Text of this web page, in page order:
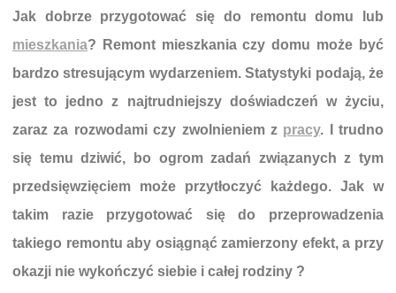
Jak dobrze przygotować się do remontu domu lub
mieszkania? Remont mieszkania czy domu może być
bardzo stresującym wydarzeniem. Statystyki podają, że
jest to jedno z najtrudniejszy doświadczeń w życiu,
zaraz za rozwodami czy zwolnieniem z pracy. I trudno
się temu dziwić, bo ogrom zadań związanych z tym
przedsięwzięciem może przytłoczyć każdego. Jak w
takim razie przygotować się do przeprowadzenia
takiego remontu aby osiągnąć zamierzony efekt, a przy
okazji nie wykończyć siebie i całej rodziny ?